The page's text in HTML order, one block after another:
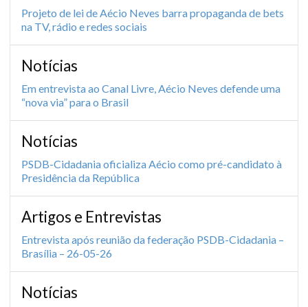
Projeto de lei de Aécio Neves barra propaganda de bets
na TV, rádio e redes sociais
Notícias
Em entrevista ao Canal Livre, Aécio Neves defende uma
“nova via” para o Brasil
Notícias
PSDB-Cidadania oficializa Aécio como pré-candidato à
Presidência da República
Artigos e Entrevistas
Entrevista após reunião da federação PSDB-Cidadania –
Brasília – 26-05-26
Notícias